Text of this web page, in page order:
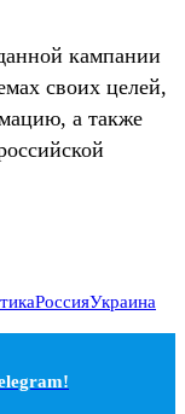
кампании
своих целей,
а также
РоссияУкраина